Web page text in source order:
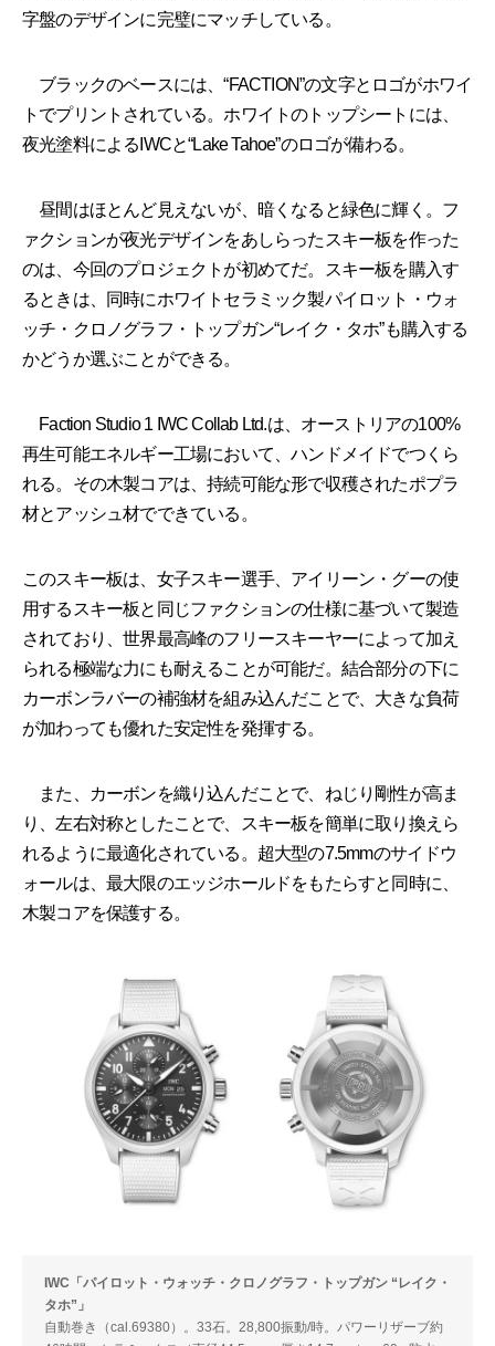
字盤のデザインに完璧にマッチしている。
ブラックのベースには、“FACTION”の文字とロゴがホワイ
トでプリントされている。ホワイトのトップシートには、
夜光塗料によるIWCと“Lake Tahoe”のロゴが備わる。
昼間はほとんど見えないが、暗くなると緑色に輝く。フ
ァクションが夜光デザインをあしらったスキー板を作った
のは、今回のプロジェクトが初めてだ。スキー板を購入す
るときは、同時にホワイトセラミック製パイロット・ウォ
ッチ・クロノグラフ・トップガン“レイク・タホ”も購入する
かどうか選ぶことができる。
Faction Studio 1 IWC Collab Ltd.は、オーストリアの100%
再生可能エネルギー工場において、ハンドメイドでつくら
れる。その木製コアは、持続可能な形で収穫されたポプラ
材とアッシュ材でできている。
このスキー板は、女子スキー選手、アイリーン・グーの使
用するスキー板と同じファクションの仕様に基づいて製造
されており、世界最高峰のフリースキーヤーによって加え
られる極端な力にも耐えることが可能だ。結合部分の下に
カーボンラバーの補強材を組み込んだことで、大きな負荷
が加わっても優れた安定性を発揮する。
また、カーボンを織り込んだことで、ねじり剛性が高ま
り、左右対称としたことで、スキー板を簡単に取り換えら
れるように最適化されている。超大型の7.5mmのサイドウ
ォールは、最大限のエッジホールドをもたらすと同時に、
木製コアを保護する。
IWC「パイロット・ウォッチ・クロノグラフ・トップガン “レイク・
タホ”」
自動巻き（cal.69380）。33石。28,800振動/時。パワーリザーブ約